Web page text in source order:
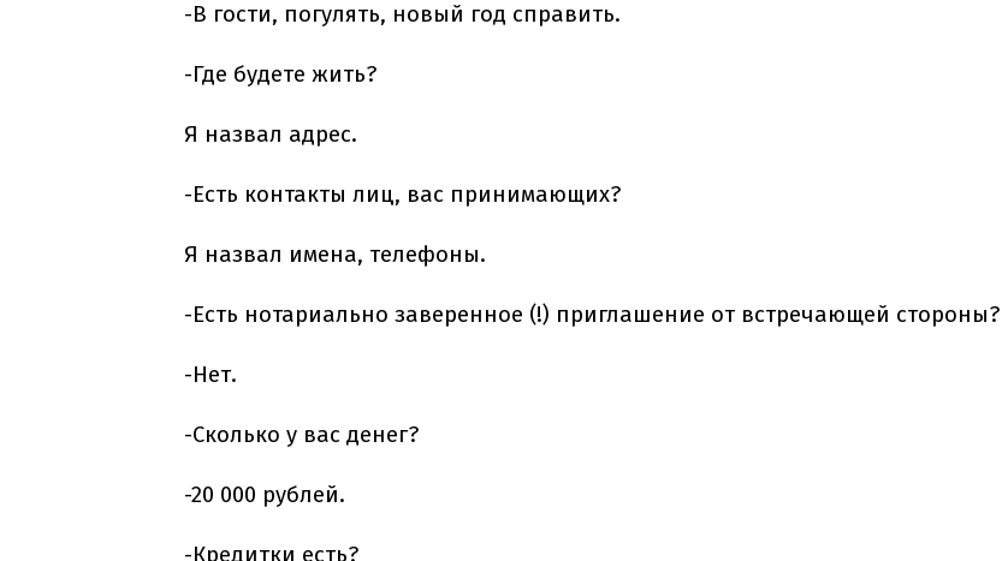
-В гости, погулять, новый год справить.
-Где будете жить?
Я назвал адрес.
-Есть контакты лиц, вас принимающих?
Я назвал имена, телефоны.
-Есть нотариально заверенное (!) приглашение от встречающей стороны?
-Нет.
-Сколько у вас денег?
-20 000 рублей.
-Кредитки есть?